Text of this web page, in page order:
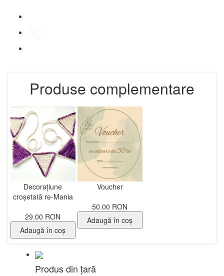
Produse complementare
Decorațiune
croșetată re-Mania
29.00 RON
Adaugă în coş
Voucher
50.00 RON
Adaugă în coş
Produs din țară